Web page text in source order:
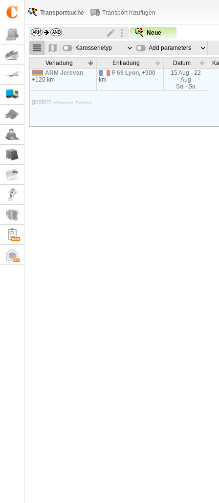
Transportsuche Transport hizufügen
Neue
Karosserietyp Add parameters
Verladung Entladung Datum
ARM Jerevan
+120 km
F 69 Lyon,+900
km
15 Aug - 22
Aug
Sa - Sa
gestern ref Armenien - Frankreich